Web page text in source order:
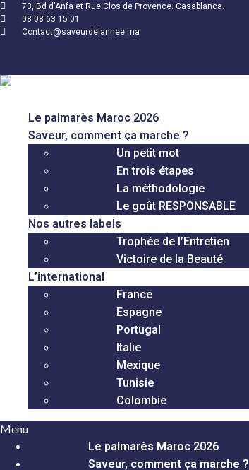
73, Bd d'Anfa et Rue Clos de Provence. Casablanca.
08 08 63 15 01
Contact@saveurdelannee.ma
Le palmarès Maroc 2026
Saveur, comment ça marche ?
Un petit mot
En trois étapes
La méthodologie
Le goût RESPONSABLE
Nos autres labels
Trophée de l’Entretien
Victoire de la Beauté
L’international
France
Espagne
Portugal
Italie
Mexique
Tunisie
Colombie
Menu
Le palmarès Maroc 2026
Saveur, comment ça marche ?